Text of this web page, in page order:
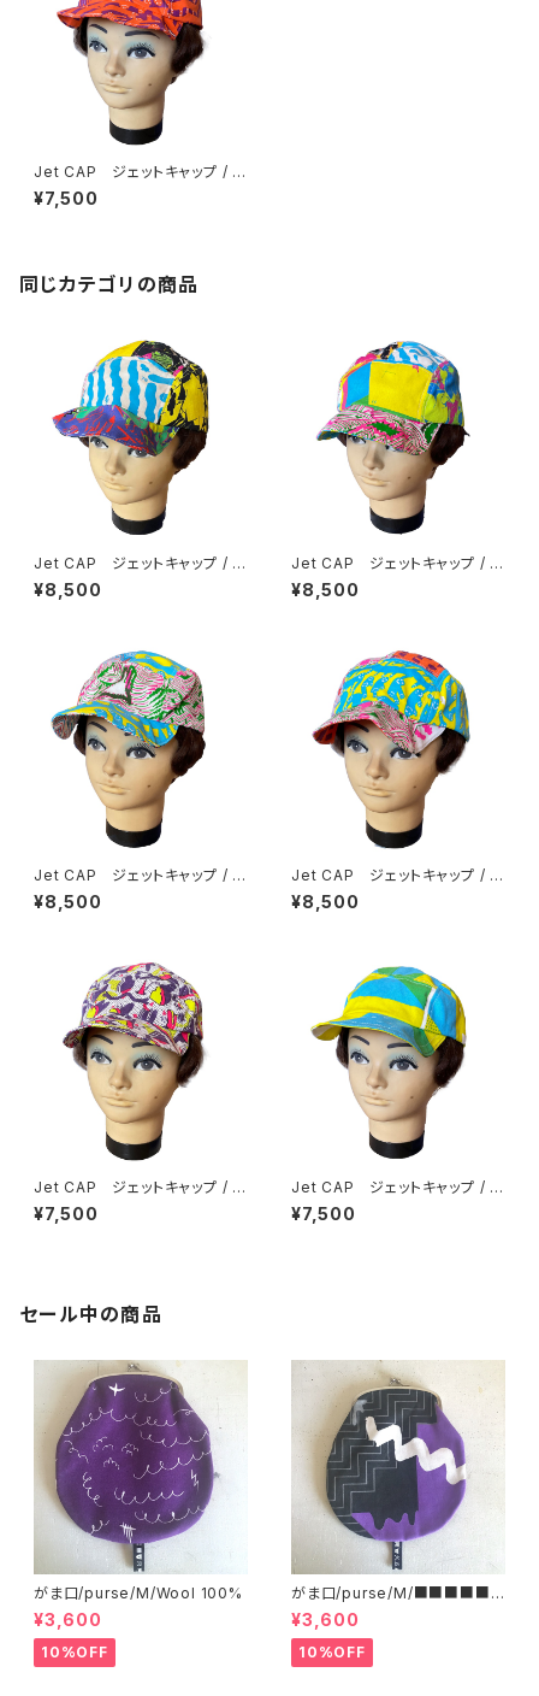
Jet CAP ジェットキャップ / C
onversation Piece
¥7,500
同じカテゴリの商品
Jet CAP ジェットキャップ / M
ulticolor マルチカラー A
¥8,500
Jet CAP ジェットキャップ / M
ulticolor マルチカラー D
¥8,500
Jet CAP ジェットキャップ / M
ulticolor マルチカラー G
¥8,500
Jet CAP ジェットキャップ / M
ulticolor マルチカラー H
¥8,500
Jet CAP ジェットキャップ / h
uman fertilizer
¥7,500
Jet CAP ジェットキャップ / V
eneer
¥7,500
セール中の商品
がま口/purse/M/Wool 100%
¥3,600
10%OFF
がま口/purse/M/■■■■■
■■■ AB
¥3,600
10%OFF